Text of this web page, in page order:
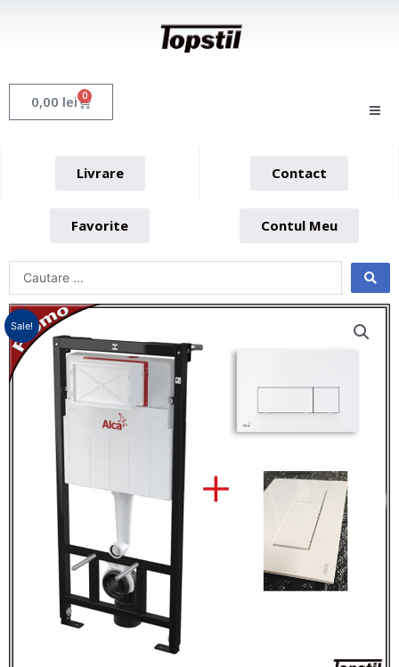
0,00 lei 0 Cart
Livrare Contact
Favorite Contul Meu
Sale!